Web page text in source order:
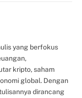
yang berfokus
kripto, saham
global. Dengan
dirancang